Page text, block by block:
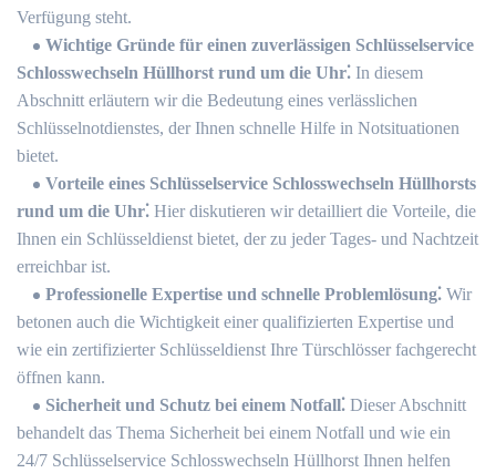
Verfügung steht.​
Wichtige Gründe für einen zuverlässigen Schlüsselservice
Schlosswechseln Hüllhorst rund um die Uhr⁚ In diesem
Abschnitt erläutern wir die Bedeutung eines verlässlichen
Schlüsselnotdienstes, der Ihnen schnelle Hilfe in Notsituationen
bietet.
Vorteile eines Schlüsselservice Schlosswechseln Hüllhorsts
rund um die Uhr⁚ Hier diskutieren wir detailliert die Vorteile, die
Ihnen ein Schlüsseldienst bietet, der zu jeder Tages- und Nachtzeit
erreichbar ist.​
Professionelle Expertise und schnelle Problemlösung⁚ Wir
betonen auch die Wichtigkeit einer qualifizierten Expertise und
wie ein zertifizierter Schlüsseldienst Ihre Türschlösser fachgerecht
öffnen kann.​
Sicherheit und Schutz bei einem Notfall⁚ Dieser Abschnitt
behandelt das Thema Sicherheit bei einem Notfall und wie ein
24/7 Schlüsselservice Schlosswechseln Hüllhorst Ihnen helfen